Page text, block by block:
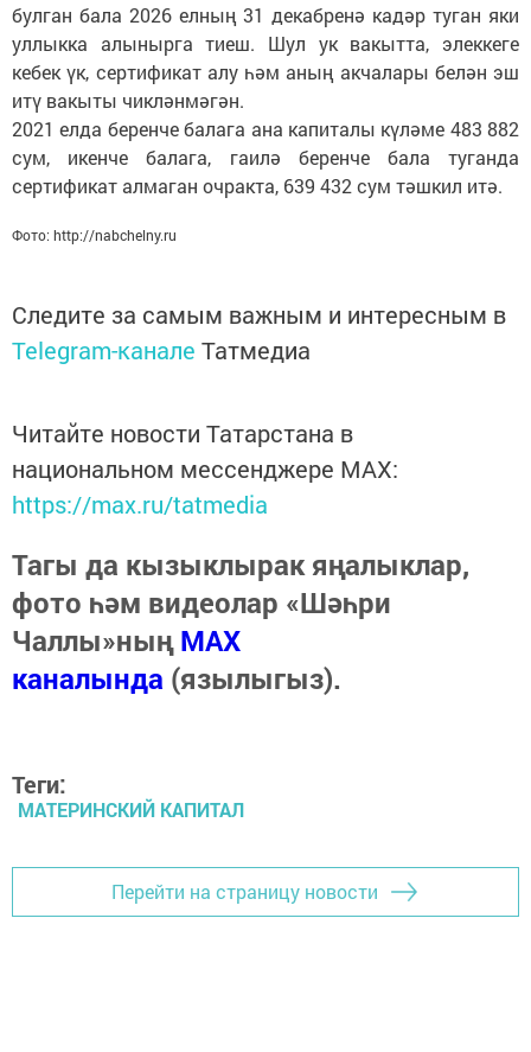
булган бала 2026 елның 31 декабренә кадәр туган яки
уллыкка алынырга тиеш. Шул ук вакытта, элеккеге
кебек үк, сертификат алу һәм аның акчалары белән эш
итү вакыты чикләнмәгән.
2021 елда беренче балага ана капиталы күләме 483 882
сум, икенче балага, гаилә беренче бала туганда
сертификат алмаган очракта, 639 432 сум тәшкил итә.
Фото: http://nabchelny.ru
Следите за самым важным и интересным в
Telegram-канале Татмедиа
Читайте новости Татарстана в
национальном мессенджере MАХ:
https://max.ru/tatmedia
Тагы да кызыклырак яңалыклар,
фото һәм видеолар «Шәһри
Чаллы»ныңMAX
каналында (язылыгыз).
Теги:
МАТЕРИНСКИЙ КАПИТАЛ
Перейти на страницу новости